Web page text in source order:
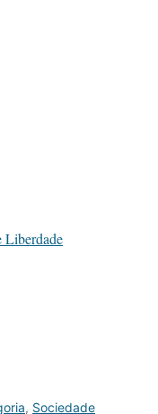
Liberdade
, Sociedade